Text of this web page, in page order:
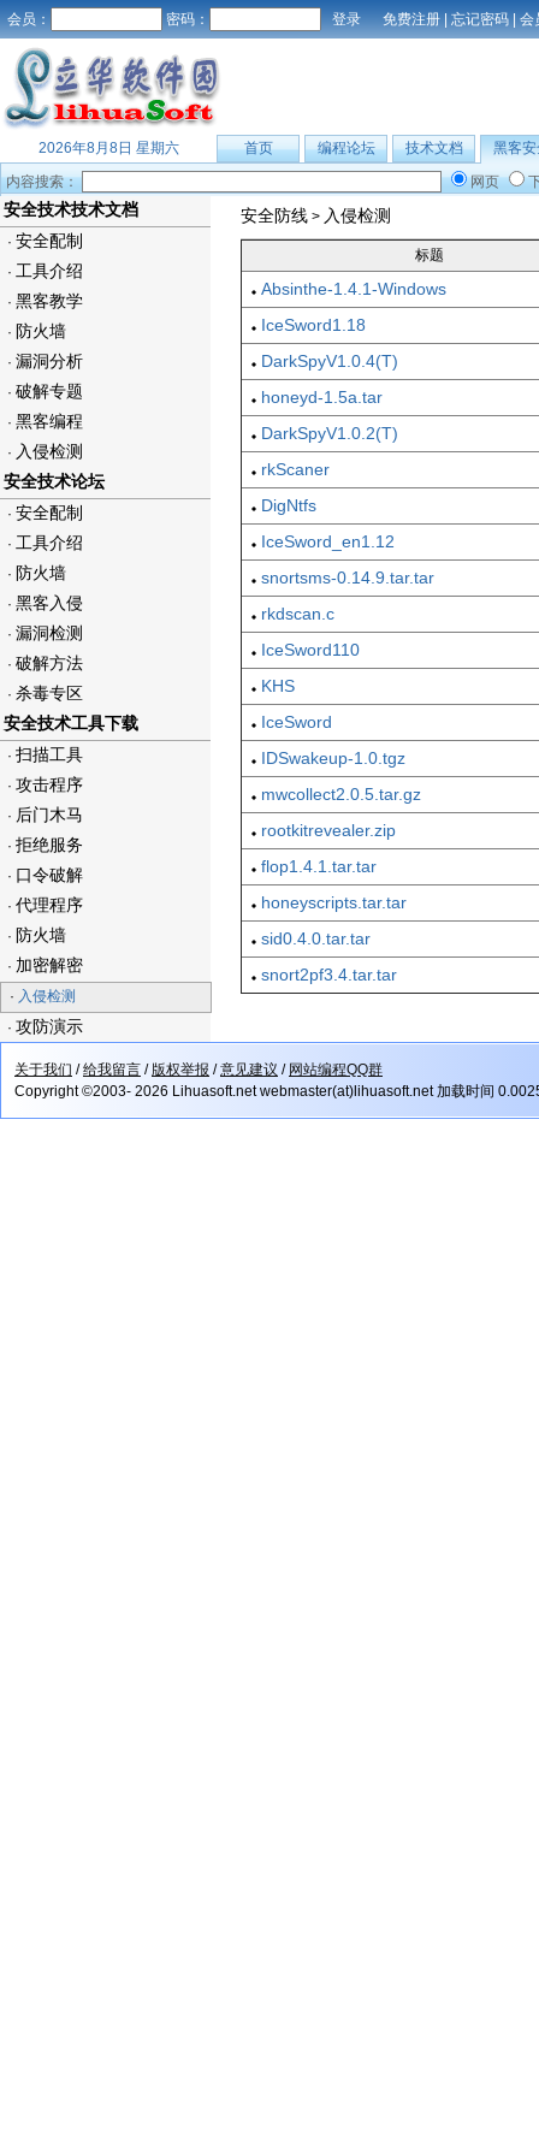
会员： 密码： 免费注册 | 忘记密码 | 会
2026年8月8日 星期六 首页 编程论坛 技术文档
黑客安
内容搜索：
网页
安全技术技术文档
· 安全配制
· 工具介绍
· 黑客教学
· 防火墙
· 漏洞分析
· 破解专题
· 黑客编程
· 入侵检测
安全技术论坛
· 安全配制
· 工具介绍
· 防火墙
· 黑客入侵
· 漏洞检测
· 破解方法
· 杀毒专区
安全技术工具下载
· 扫描工具
· 攻击程序
· 后门木马
· 拒绝服务
· 口令破解
· 代理程序
· 防火墙
· 加密解密
· 入侵检测
· 攻防演示
安全防线 > 入侵检测
标题
Absinthe-1.4.1-Windows
IceSword1.18
DarkSpyV1.0.4(T)
honeyd-1.5a.tar
DarkSpyV1.0.2(T)
rkScaner
DigNtfs
IceSword_en1.12
snortsms-0.14.9.tar.tar
rkdscan.c
IceSword110
KHS
IceSword
IDSwakeup-1.0.tgz
mwcollect2.0.5.tar.gz
rootkitrevealer.zip
flop1.4.1.tar.tar
honeyscripts.tar.tar
sid0.4.0.tar.tar
snort2pf3.4.tar.tar
关于我们 /给我留言 /版权举报 /意见建议 / 网站编程QQ群
Copyright ©2003- 2026 Lihuasoft.net webmaster(at)lihuasoft.net 加载时间